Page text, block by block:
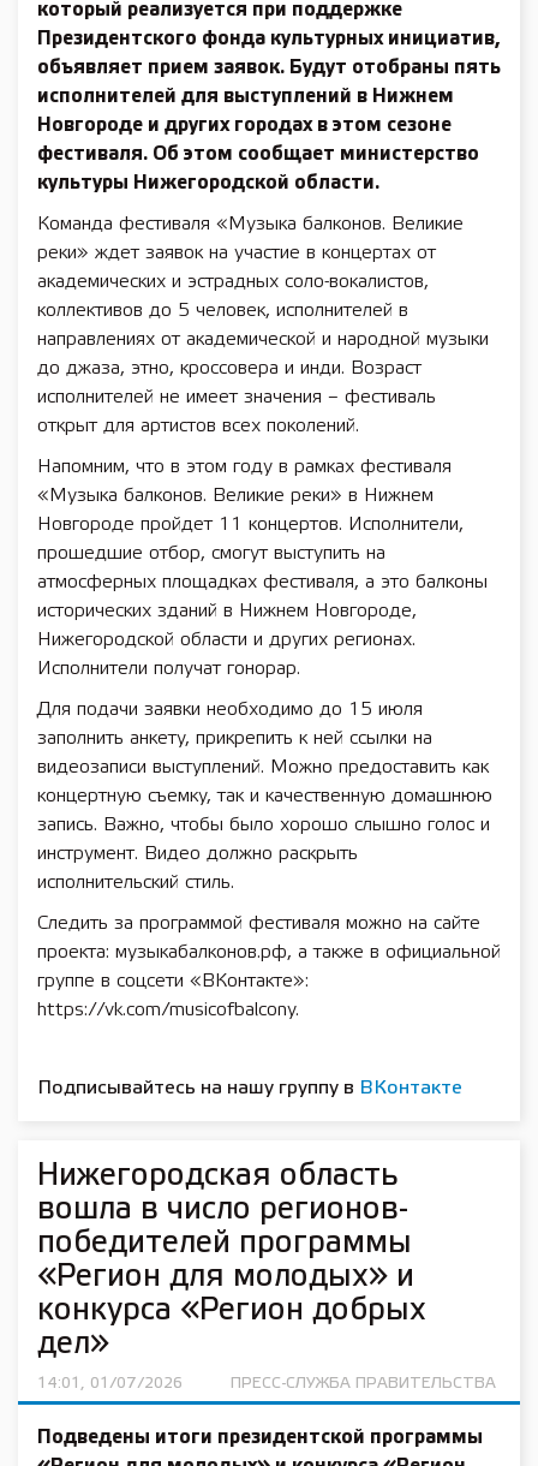
который реализуется при поддержке
Президентского фонда культурных инициатив,
объявляет прием заявок. Будут отобраны пять
исполнителей для выступлений в Нижнем
Новгороде и других городах в этом сезоне
фестиваля. Об этом сообщает министерство
культуры Нижегородской области.
Команда фестиваля «Музыка балконов. Великие
реки» ждет заявок на участие в концертах от
академических и эстрадных соло-вокалистов,
коллективов до 5 человек, исполнителей в
направлениях от академической и народной музыки
до джаза, этно, кроссовера и инди. Возраст
исполнителей не имеет значения – фестиваль
открыт для артистов всех поколений.
Напомним, что в этом году в рамках фестиваля
«Музыка балконов. Великие реки» в Нижнем
Новгороде пройдет 11 концертов. Исполнители,
прошедшие отбор, смогут выступить на
атмосферных площадках фестиваля, а это балконы
исторических зданий в Нижнем Новгороде,
Нижегородской области и других регионах.
Исполнители получат гонорар.
Для подачи заявки необходимо до 15 июля
заполнить анкету, прикрепить к ней ссылки на
видеозаписи выступлений. Можно предоставить как
концертную съемку, так и качественную домашнюю
запись. Важно, чтобы было хорошо слышно голос и
инструмент. Видео должно раскрыть
исполнительский стиль.
Следить за программой фестиваля можно на сайте
проекта: музыкабалконов.рф, а также в официальной
группе в соцсети «ВКонтакте»:
https://vk.com/musicofbalcony.
Подписывайтесь на нашу группу в ВКонтакте
Нижегородская область
вошла в число регионов-
победителей программы
«Регион для молодых» и
конкурса «Регион добрых
дел»
14:01, 01/07/2026 ПРЕСС-СЛУЖБА ПРАВИТЕЛЬСТВА
Подведены итоги президентской программы